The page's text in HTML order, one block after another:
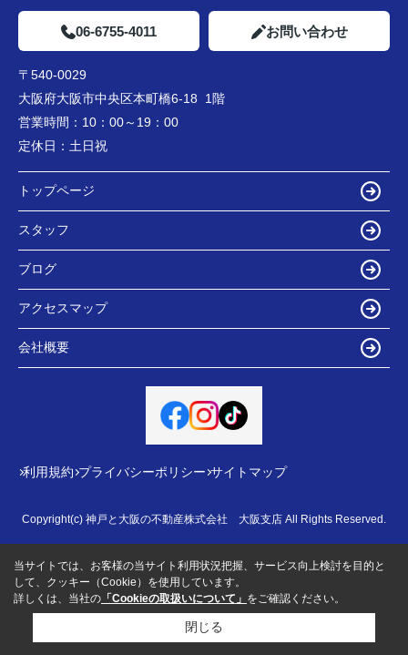
06-6755-4011 お問い合わせ
〒540-0029
大阪府大阪市中央区本町橋6-18 1階
営業時間： 10：00～19：00
定休日： 土日祝
トップページ
スタッフ
ブログ
アクセスマップ
会社概要
利用規約 プライバシーポリシー サイトマップ
Copyright(c) 神戸と大阪の不動産株式会社 大阪支店 All Rights Reserved.
当サイトでは、お客様の当サイト利用状況把握、サービス向上検討を目的と
して、クッキー（Cookie）を使用しています。
詳しくは、当社の 「Cookieの取扱いについて」 をご確認ください。
閉じる